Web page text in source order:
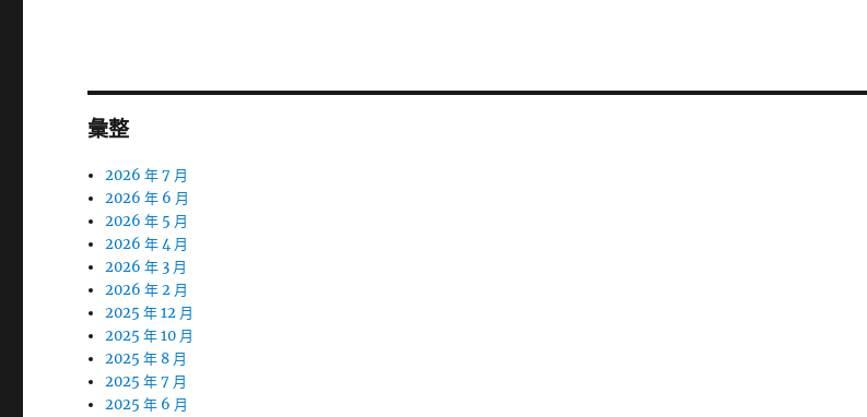
彙整
2026 年 7 月
2026 年 6 月
2026 年 5 月
2026 年 4 月
2026 年 3 月
2026 年 2 月
2025 年 12 月
2025 年 10 月
2025 年 8 月
2025 年 7 月
2025 年 6 月